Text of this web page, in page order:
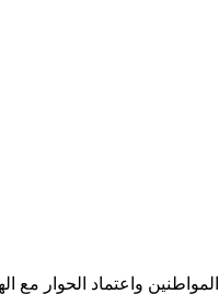
واعتماد الحوار مع